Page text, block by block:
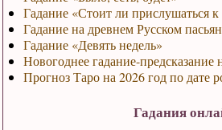
Гадание «Стоит ли прислушаться к
Гадание на древнем Русском
Гадание «Девять недель»
Новогоднее гадание-предсказание
Прогноз Таро на 2026 год по дате
Гадания